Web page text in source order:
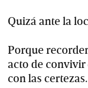
Quizá ante la
Porque
acto de convivir
con las certezas.